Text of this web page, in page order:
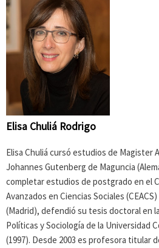
Elisa Chuliá Rodrigo
Elisa Chuliá cursó estudios de Magister
Johannes Gutenberg de Maguncia
completar estudios de postgrado en el
Avanzados en Ciencias Sociales
(Madrid), defendió su tesis doctoral en
Políticas y Sociología de la Universidad
(1997). Desde 2003 es profesora titular